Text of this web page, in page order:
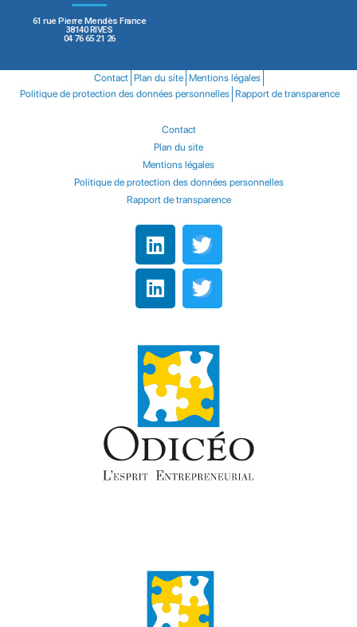
61 rue Pierre Mendès France
38140 RIVES
04 76 65 21 26
Contact Plan du site Mentions légales
Politique de protection des données personnelles Rapport de transparence
Contact
Plan du site
Mentions légales
Politique de protection des données personnelles
Rapport de transparence